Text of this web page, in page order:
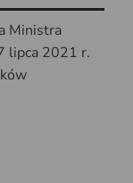
Ministra
lipca 2021 r.